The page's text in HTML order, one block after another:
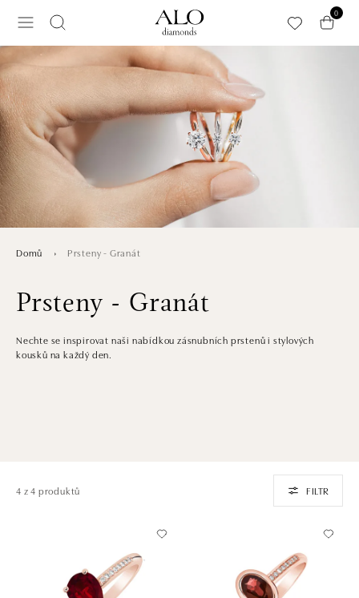
0
Domů Prsteny - Granát
Prsteny - Granát
Nechte se inspirovat naši nabídkou zásnubních prstenů i stylových
kousků na každý den.
4 z 4 produktů FILTR